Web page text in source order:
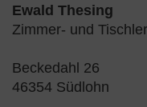
Ewald Thesing
Zimmer- und
Beckedahl 26
46354 Südlohn